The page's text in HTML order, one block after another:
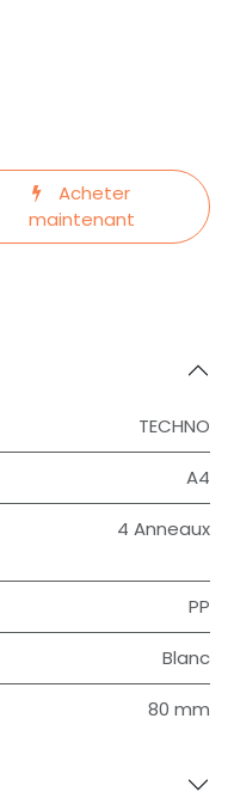
Acheter
maintenant
TECHNO
A4
4 Anneaux
PP
Blanc
80 mm